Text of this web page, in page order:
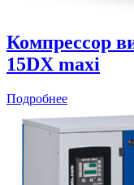
Компрессор
15DX maxi
Подробнее